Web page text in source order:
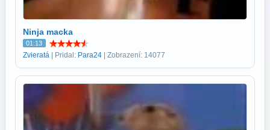
Ninja macka
01:13
Zvieratá | Pridal: Para24 | Zobrazení: 14077